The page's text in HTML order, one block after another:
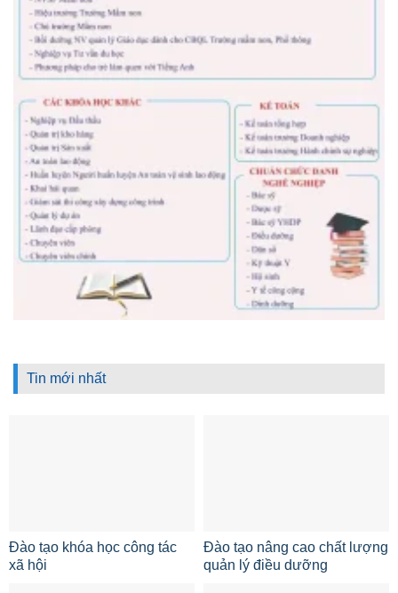
Tin mới nhất
Đào tạo khóa học công tác
xã hội
Đào tạo nâng cao chất lượng
quản lý điều dưỡng